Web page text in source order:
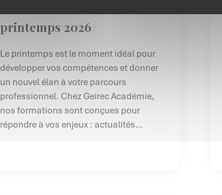
printemps 2026
Le printemps est le moment idéal pour
développer vos compétences et donner
un nouvel élan à votre parcours
professionnel. Chez Geirec Académie,
nos formations sont conçues pour
répondre à vos enjeux : actualités